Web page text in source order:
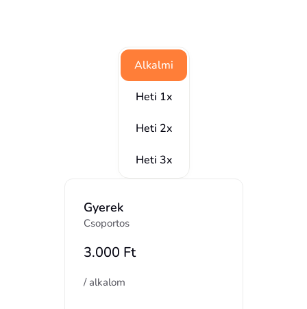
Alkalmi
Heti 1x
Heti 2x
Heti 3x
Gyerek
Csoportos
3.000 Ft
/ alkalom